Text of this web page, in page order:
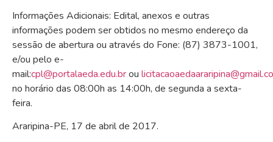
Informações Adicionais: Edital, anexos e outras
informações podem ser obtidos no mesmo endereço da
sessão de abertura ou através do Fone: (87) 3873-1001,
e/ou pelo e-
mail:cpl@portalaeda.edu.brou
no horário das 08:00h as 14:00h, de segunda a sexta-
feira.
Araripina-PE, 17 de abril de 2017.